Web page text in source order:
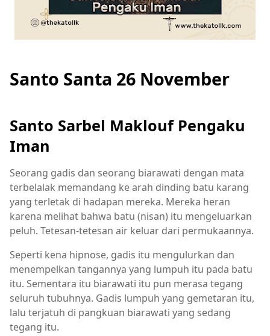
Santo Santa 26 November
Santo Sarbel Maklouf Pengaku
Iman
Seorang gadis dan seorang biarawati dengan mata
terbelalak memandang ke arah dinding batu karang
yang terletak di hadapan mereka. Mereka heran
karena melihat bahwa batu (nisan) itu mengeluarkan
peluh. Tetesan-tetesan air keluar dari permukaannya.
Seperti kena hipnose, gadis itu mengulurkan dan
menempelkan tangannya yang lumpuh itu pada batu
itu. Sementara itu biarawati itu pun merasa tegang
seluruh tubuhnya. Gadis lumpuh yang gemetaran itu,
lalu terjatuh di pangkuan biarawati yang sedang
tegang itu.